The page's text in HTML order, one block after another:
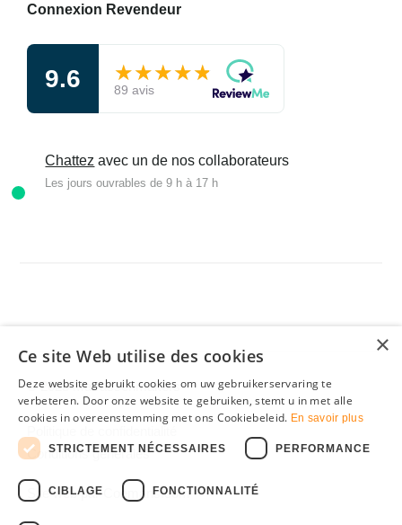
Connexion Revendeur
9.6 ★★★★★
★★★★★
89 avis
Chattez avec un de nos collaborateurs
Les jours ouvrables de 9 h à 17 h
© 2025 Matrassenmakers
Conditions générales
Site web par Coemans.com
×
Ce site Web utilise des cookies
Deze website gebruikt cookies om uw gebruikerservaring te
verbeteren. Door onze website te gebruiken, stemt u in met alle
cookies in overeenstemming met ons Cookiebeleid. En savoir plus
STRICTEMENT NÉCESSAIRES PERFORMANCE
CIBLAGE FONCTIONNALITÉ